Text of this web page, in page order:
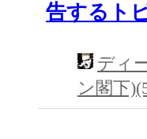
告するト
ディ
ン閣下